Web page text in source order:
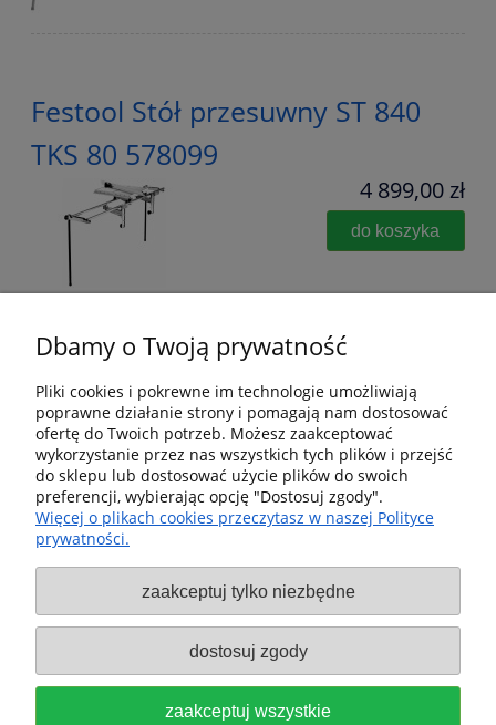
Festool Stół przesuwny ST 840
TKS 80 578099
4 899,00 zł
do koszyka
Pomoc
Dostawa i dostawa
Moje konto
Gwarancja i zwroty
O firmie
Sklep fx-shop24.com | ul. Henryka Pobożnego 10, Krosno
Odrzańskie 66-600, woj. lubuskie | tel:607544533
Dbamy o Twoją prywatność
Pliki cookies i pokrewne im technologie umożliwiają
poprawne działanie strony i pomagają nam dostosować
ofertę do Twoich potrzeb. Możesz zaakceptować
wykorzystanie przez nas wszystkich tych plików i przejść
do sklepu lub dostosować użycie plików do swoich
preferencji, wybierając opcję "Dostosuj zgody".
Więcej o plikach cookies przeczytasz w naszej Polityce
prywatności.
zaakceptuj tylko niezbędne
dostosuj zgody
zaakceptuj wszystkie